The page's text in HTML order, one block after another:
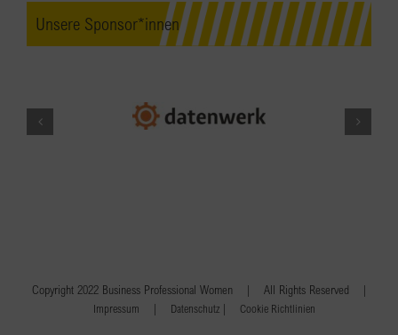
Unsere Sponsor*innen
Copyright 2022 Business Professional Women | All Rights Reserved |
Impressum | Datenschutz | Cookie Richtlinien